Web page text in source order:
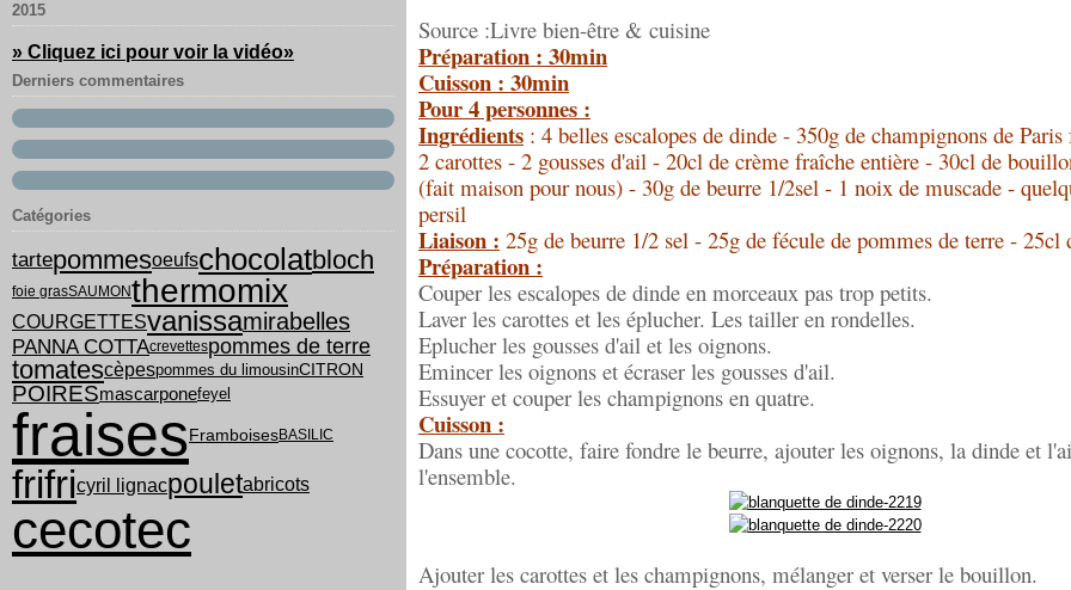
2015
» Cliquez ici pour voir la vidéo»
Derniers commentaires
Catégories
tartepommesoeufschocolatbloch
foie grasSAUMONthermomix
COURGETTESvanissamirabelles
PANNA COTTAcrevettespommes de terre
tomatescèpespommes du limousinCITRON
POIRESmascarponefeyel
fraisesFramboisesBASILIC
frifricyril lignacpouletabricots
cecotec
Source :Livre bien-être & cuisine
Préparation : 30min
Cuisson : 30min
Pour 4 personnes :
Ingrédients : 4 belles escalopes de dinde - 350g de champignons de
2 carottes - 2 gousses d'ail - 20cl de crème fraîche entière - 30cl de
(fait maison pour nous) - 30g de beurre 1/2sel - 1 noix de muscade -
persil
Liaison : 25g de beurre 1/2 sel - 25g de fécule de pommes de terre -
Préparation :
Couper les escalopes de dinde en morceaux pas trop petits.
Laver les carottes et les éplucher. Les tailler en rondelles.
Eplucher les gousses d'ail et les oignons.
Emincer les oignons et écraser les gousses d'ail.
Essuyer et couper les champignons en quatre.
Cuisson :
Dans une cocotte, faire fondre le beurre, ajouter les oignons, la dinde et
l'ensemble.
Ajouter les carottes et les champignons, mélanger et verser le bouillon.